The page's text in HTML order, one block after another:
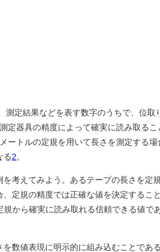
定結果などを表す数字のうちで、位
定器具の精度によって確実に読み取る
ートルの定規を用いて長さを測定する
る2
考えてみよう。あるテープの長さを定
定規の精度では正確な値を決定するこ
から確実に読み取れる信頼できる値で
数値表現に明示的に組み込むことであ